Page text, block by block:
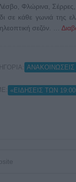
Φλώρινα, Σέρρες,
σε κάθε γωνιά της
σεζόν. …
ΑΝΑΚΟΙΝΩΣΕΙΣ
«ΕΙΔΗΣΕΙΣ ΤΩΝ